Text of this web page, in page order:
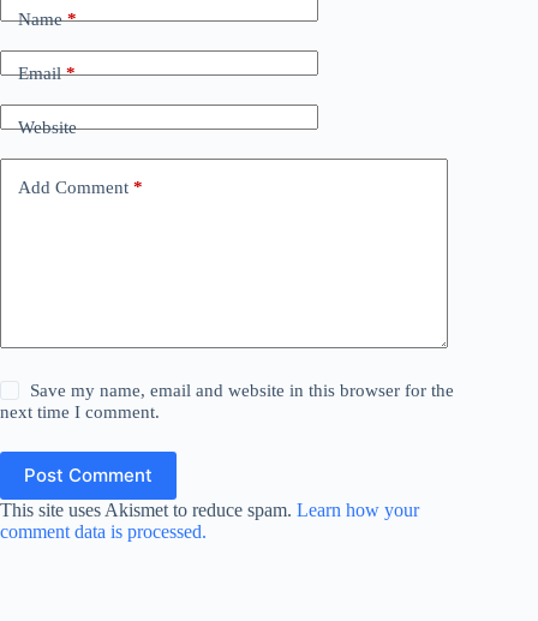
Name*
Email*
Website
Add Comment *
Save my name, email and website in this browser for the
next time I comment.
Post Comment
This site uses Akismet to reduce spam. Learn how your
comment data is processed.